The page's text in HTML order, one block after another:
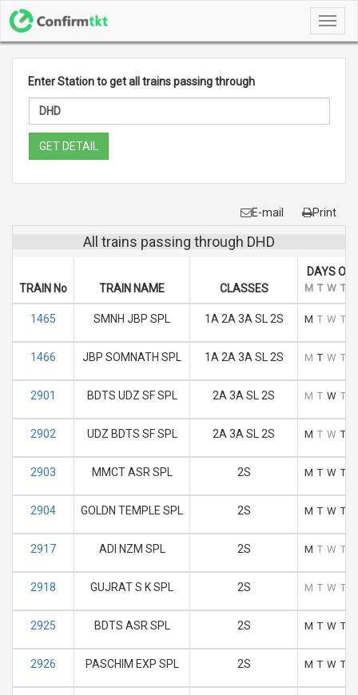
Enter Station to get all trains passing through
GET DETAIL
E-mail Print
All trains passing through DHD
TRAIN No TRAIN NAME CLASSES
DAYS OF
M T W T
1465 SMNH JBP SPL 1A 2A 3A SL 2S M T W T
1466 JBP SOMNATH SPL 1A 2A 3A SL 2S M T W T
2901 BDTS UDZ SF SPL 2A 3A SL 2S M T W T
2902 UDZ BDTS SF SPL 2A 3A SL 2S M T W T
2903 MMCT ASR SPL 2S M T W T
2904 GOLDN TEMPLE SPL 2S M T W T
2917 ADI NZM SPL 2S M T W T
2918 GUJRAT S K SPL 2S M T W T
2925 BDTS ASR SPL 2S M T W T
2926 PASCHIM EXP SPL 2S M T W T